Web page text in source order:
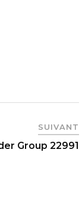
SUIVANT
Group 22991